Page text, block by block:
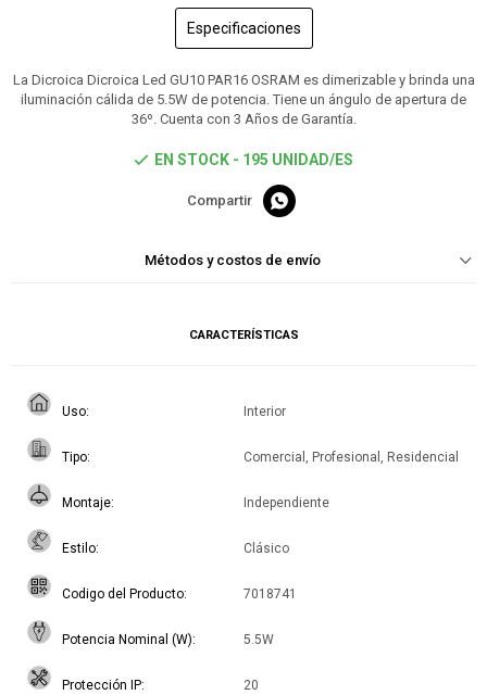
Especificaciones
La Dicroica Dicroica Led GU10 PAR16 OSRAM es dimerizable y brinda una
iluminación cálida de 5.5W de potencia. Tiene un ángulo de apertura de
36º. Cuenta con 3 Años de Garantía.
EN STOCK - 195 UNIDAD/ES

Métodos y costos de envío
CARACTERÍSTICAS
Uso Interior
Tipo Comercial, Profesional, Residencial
Montaje Independiente
Estilo Clásico
Codigo del Producto 7018741
Potencia Nominal (W) 5.5W
Protección IP 20